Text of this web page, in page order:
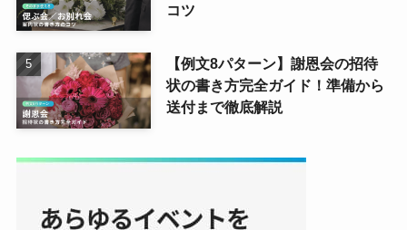
コツ
【例文8パターン】謝恩会の招待
状の書き方完全ガイド！準備から
送付まで徹底解説